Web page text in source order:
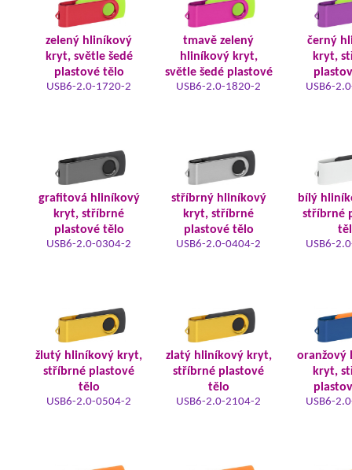
zelený hliníkový
kryt, světle šedé
plastové tělo
USB6-2.0-1720-2
tmavě zelený
hliníkový kryt,
světle šedé plastové
USB6-2.0-1820-2
černý
kryt,
USB6-
grafitová hliníkový
kryt, stříbrné
plastové tělo
USB6-2.0-0304-2
stříbrný hliníkový
kryt, stříbrné
plastové tělo
USB6-2.0-0404-2
bílý
stříbrné
USB6-
žlutý hliníkový kryt,
stříbrné plastové
tělo
USB6-2.0-0504-2
zlatý hliníkový kryt,
stříbrné plastové
tělo
USB6-2.0-2104-2
oranžový
kryt,
USB6-